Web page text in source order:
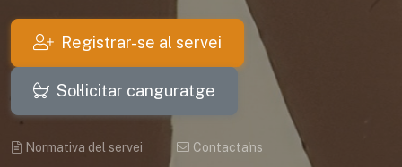
Registrar-se al servei
Sol·licitar canguratge
Normativa del servei Contacta'ns